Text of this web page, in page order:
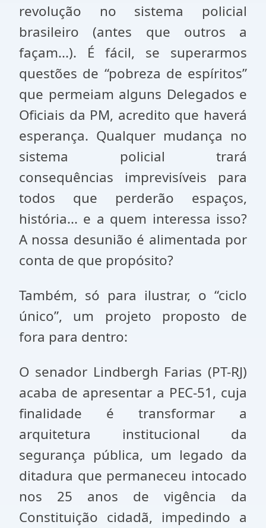
revolução no sistema policial
brasileiro (antes que outros a
façam...). É fácil, se superarmos
questões de “pobreza de espíritos”
que permeiam alguns Delegados e
Oficiais da PM, acredito que haverá
esperança. Qualquer mudança no
sistema policial trará
consequências imprevisíveis para
todos que perderão espaços,
história... e a quem interessa isso?
A nossa desunião é alimentada por
conta de que propósito?
Também, só para ilustrar, o “ciclo
único”, um projeto proposto de
fora para dentro:
O senador Lindbergh Farias (PT-RJ)
acaba de apresentar a PEC-51, cuja
finalidade é transformar a
arquitetura institucional da
segurança pública, um legado da
ditadura que permaneceu intocado
nos 25 anos de vigência da
Constituição cidadã, impedindo a